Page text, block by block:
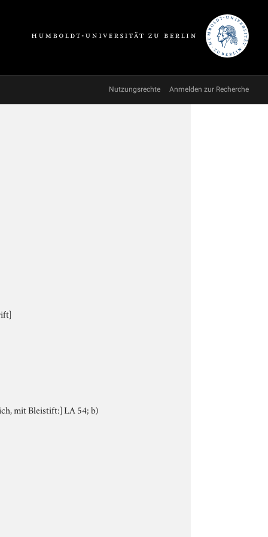
Nutzungsrechte Anmelden zur Recherche
mit Bleistift:] LA 54; b)